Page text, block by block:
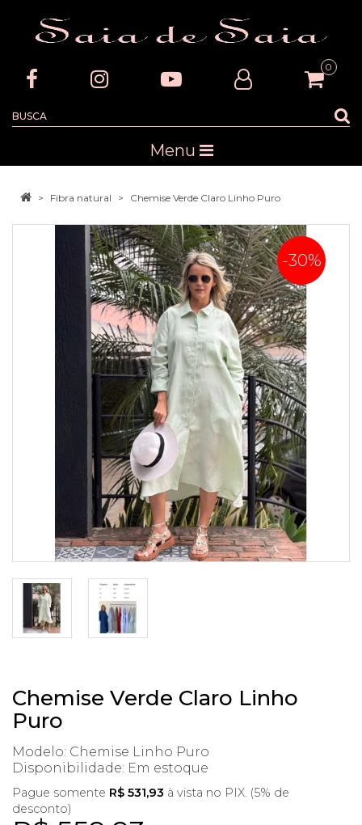
0
Menu
Fibra natural Chemise Verde Claro Linho Puro
-30%
Chemise Verde Claro Linho
Puro
Modelo: Chemise Linho Puro
Disponibilidade: Em estoque
Pague somente R$ 531,93 à vista no PIX. (5% de
desconto)